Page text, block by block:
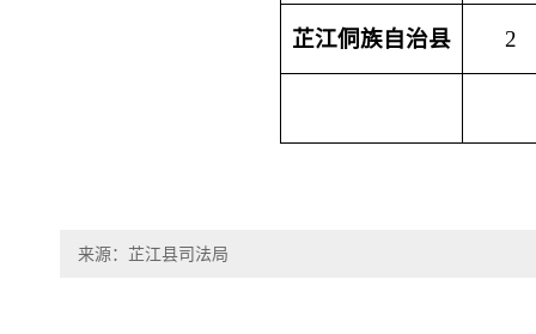
芷江侗族自治县 2
来源：芷江县司法局